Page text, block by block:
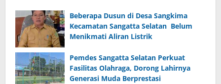
Beberapa Dusun di Desa Sangkima
Kecamatan Sangatta Selatan Belum
Menikmati Aliran Listrik
Pemdes Sangatta Selatan Perkuat
Fasilitas Olahraga, Dorong Lahirnya
Generasi Muda Berprestasi